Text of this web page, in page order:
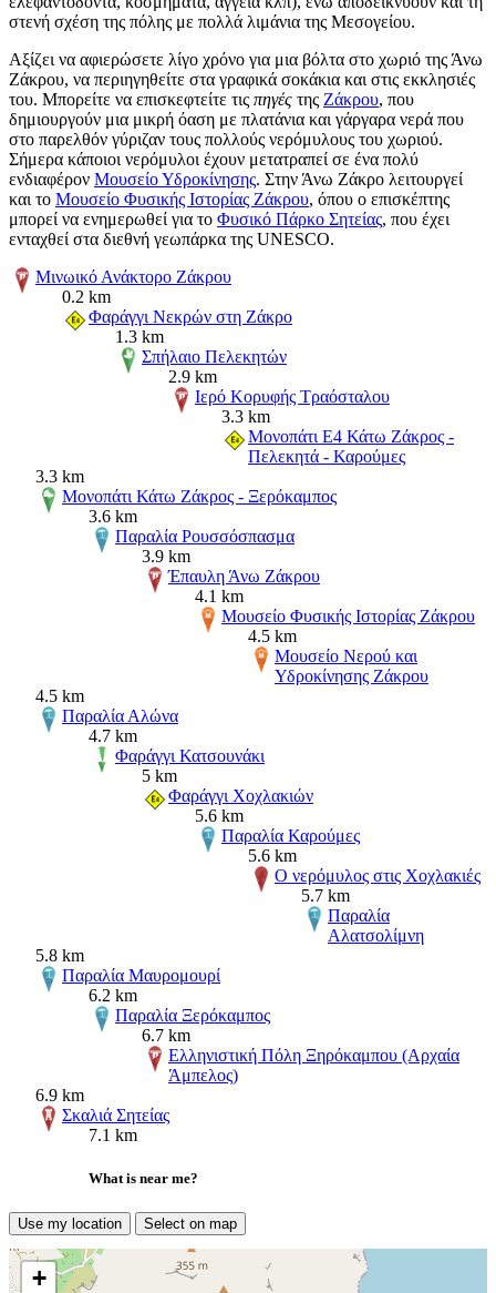
στενή σχέση της πόλης με πολλά λιμάνια της Μεσογείου.
Αξίζει να αφιερώσετε λίγο χρόνο για μια βόλτα στο χωριό της Άνω
Ζάκρου, να περιηγηθείτε στα γραφικά σοκάκια και στις εκκλησιές
του. Μπορείτε να επισκεφτείτε τις πηγές της Ζάκρου, που
δημιουργούν μια μικρή όαση με πλατάνια και γάργαρα νερά που
στο παρελθόν γύριζαν τους πολλούς νερόμυλους του χωριού.
Σήμερα κάποιοι νερόμυλοι έχουν μετατραπεί σε ένα πολύ
ενδιαφέρον Μουσείο Υδροκίνησης. Στην Άνω Ζάκρο λειτουργεί
και το Μουσείο Φυσικής Ιστορίας Ζάκρου, όπου ο επισκέπτης
μπορεί να ενημερωθεί για το Φυσικό Πάρκο Σητείας, που έχει
ενταχθεί στα διεθνή γεωπάρκα της UNESCO.
Μινωικό Ανάκτορο Ζάκρου
0.2 km
Φαράγγι Νεκρών στη Ζάκρο
1.3 km
Σπήλαιο Πελεκητών
2.9 km
Ιερό Κορυφής Τραόσταλου
3.3 km
Μονοπάτι Ε4 Κάτω Ζάκρος -
Πελεκητά - Καρούμες
3.3 km
Μονοπάτι Κάτω Ζάκρος - Ξερόκαμπος
3.6 km
Παραλία Ρουσσόσπασμα
3.9 km
Έπαυλη Άνω Ζάκρου
4.1 km
Μουσείο Φυσικής Ιστορίας Ζάκρου
4.5 km
Μουσείο Νερού και
Υδροκίνησης Ζάκρου
4.5 km
Παραλία Αλώνα
4.7 km
Φαράγγι Κατσουνάκι
5 km
Φαράγγι Χοχλακιών
5.6 km
Παραλία Καρούμες
5.6 km
Ο νερόμυλος στις Χοχλακιές
5.7 km
Παραλία
Αλατσολίμνη
5.8 km
Παραλία Μαυρομουρί
6.2 km
Παραλία Ξερόκαμπος
6.7 km
Ελληνιστική Πόλη Ξηρόκαμπου (Αρχαία
Άμπελος)
6.9 km
Σκαλιά Σητείας
7.1 km
What is near me?
Use my location Select on map
+